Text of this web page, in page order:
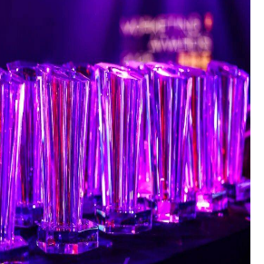
选